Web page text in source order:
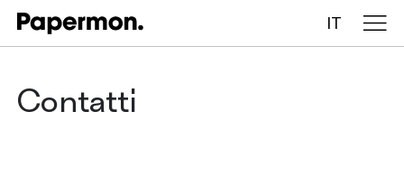
IT
Tovaglie in rotolo
Contatti